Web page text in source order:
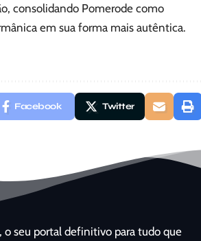
consolidando Pomerode como
em sua forma mais autêntica.
Facebook Twitter
o seu portal definitivo para tudo que